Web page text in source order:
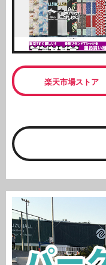
楽天市場ストア